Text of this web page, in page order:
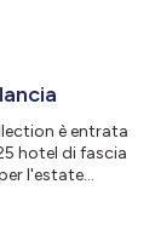
è entrata
hotel di fascia
l'estate